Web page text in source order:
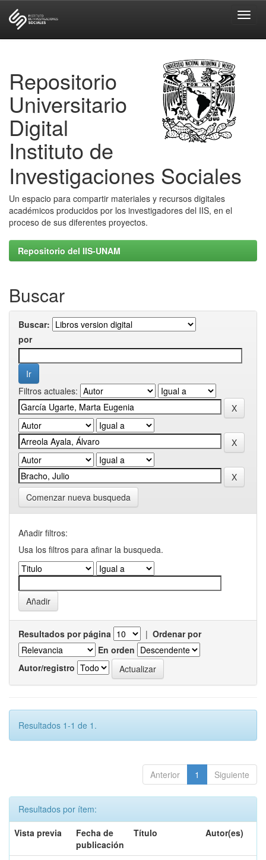
Repositorio
Universitario
Digital
Instituto de
Investigaciones Sociales
Un espacio para compartir materiales y recursos digitales
académicos producidos por los investigadores del IIS, en el
proceso de sus diferentes proyectos.
Repositorio del IIS-UNAM
Buscar
Buscar:
por
Filtros actuales:
Comenzar nueva busqueda
Añadir filtros:
Usa los filtros para afinar la busqueda.
Resultados por página | Ordenar por
En orden
Autor/registro
Resultados 1-1 de 1.
Anterior 1 Siguiente
Resultados por ítem:
Vista previa
Fecha de
publicación
Título Autor(es)